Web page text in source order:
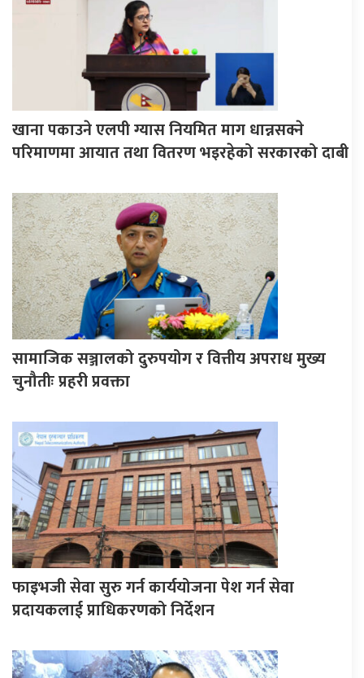
खाना पकाउने एलपी ग्यास नियमित माग धान्नसक्ने
परिमाणमा आयात तथा वितरण भइरहेको सरकारको दाबी
सामाजिक सञ्जालको दुरुपयोग र वित्तीय अपराध मुख्य
चुनौतीः प्रहरी प्रवक्ता
फाइभजी सेवा सुरु गर्न कार्ययोजना पेश गर्न सेवा
प्रदायकलाई प्राधिकरणको निर्देशन